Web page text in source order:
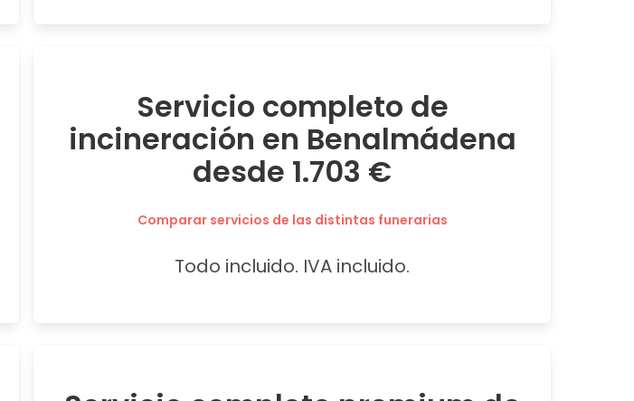
Servicio completo de
incineración en Benalmádena
desde 1.703 €
Comparar servicios de las distintas funerarias
Todo incluido. IVA incluido.